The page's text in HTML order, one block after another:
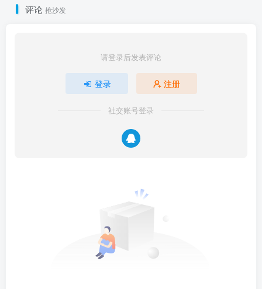
评论 抢沙发
请登录后发表评论
登录 注册
社交账号登录